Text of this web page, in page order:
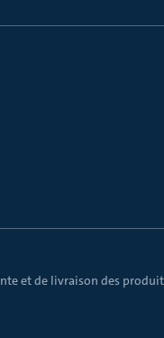
et de livraison des